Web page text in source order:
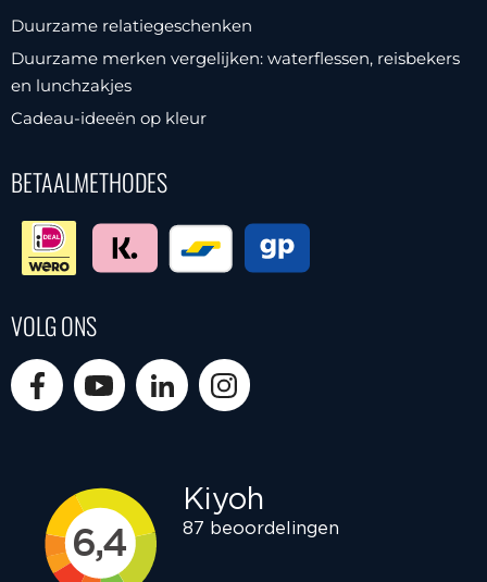
Duurzame relatiegeschenken
Duurzame merken vergelijken: waterflessen, reisbekers
en lunchzakjes
Cadeau-ideeën op kleur
BETAALMETHODES
VOLG ONS